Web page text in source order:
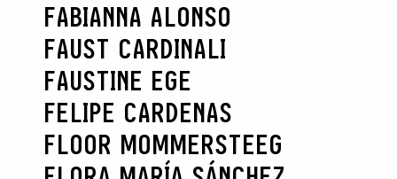
FABIANNA ALONSO
FAUST CARDINALI
FAUSTINE EGE
FELIPE CARDENAS
FLOOR MOMMERSTEEG